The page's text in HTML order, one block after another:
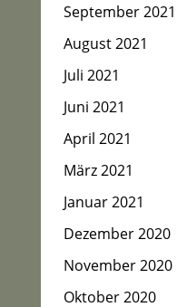
September 2021
August 2021
Juli 2021
Juni 2021
April 2021
März 2021
Januar 2021
Dezember 2020
November 2020
Oktober 2020